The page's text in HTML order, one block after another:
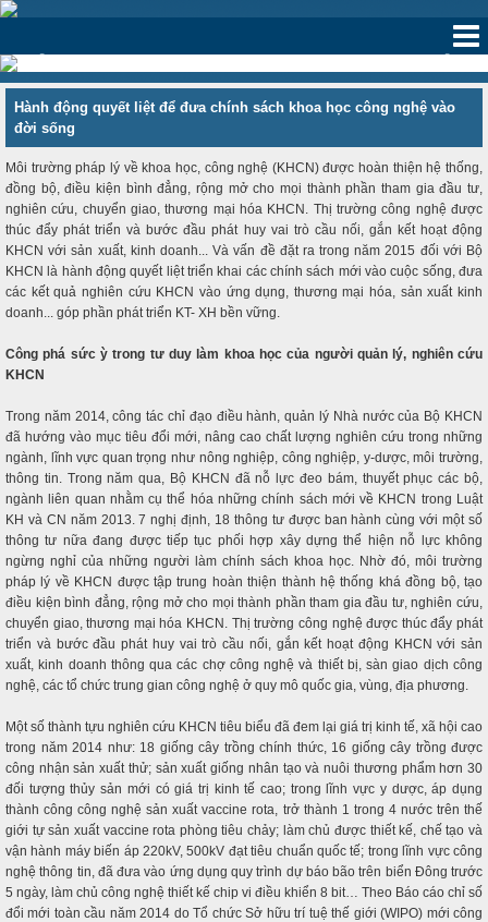
‹ ›
Hành động quyết liệt để đưa chính sách khoa học công nghệ vào
đời sống
Môi trường pháp lý về khoa học, công nghệ (KHCN) được hoàn thiện hệ thống,
đồng bộ, điều kiện bình đẳng, rộng mở cho mọi thành phần tham gia đầu tư,
nghiên cứu, chuyển giao, thương mại hóa KHCN. Thị trường công nghệ được
thúc đẩy phát triển và bước đầu phát huy vai trò cầu nối, gắn kết hoạt động
KHCN với sản xuất, kinh doanh... Và vấn đề đặt ra trong năm 2015 đối với Bộ
KHCN là hành động quyết liệt triển khai các chính sách mới vào cuộc sống, đưa
các kết quả nghiên cứu KHCN vào ứng dụng, thương mại hóa, sản xuất kinh
doanh... góp phần phát triển KT- XH bền vững.
Công phá sức ỳ trong tư duy làm khoa học của người quản lý, nghiên cứu
KHCN
Trong năm 2014, công tác chỉ đạo điều hành, quản lý Nhà nước của Bộ KHCN
đã hướng vào mục tiêu đổi mới, nâng cao chất lượng nghiên cứu trong những
ngành, lĩnh vực quan trọng như nông nghiệp, công nghiệp, y-dược, môi trường,
thông tin. Trong năm qua, Bộ KHCN đã nỗ lực đeo bám, thuyết phục các bộ,
ngành liên quan nhằm cụ thể hóa những chính sách mới về KHCN trong Luật
KH và CN năm 2013. 7 nghị định, 18 thông tư được ban hành cùng với một số
thông tư nữa đang được tiếp tục phối hợp xây dựng thể hiện nỗ lực không
ngừng nghỉ của những người làm chính sách khoa học. Nhờ đó, môi trường
pháp lý về KHCN được tập trung hoàn thiện thành hệ thống khá đồng bộ, tạo
điều kiện bình đẳng, rộng mở cho mọi thành phần tham gia đầu tư, nghiên cứu,
chuyển giao, thương mại hóa KHCN. Thị trường công nghệ được thúc đẩy phát
triển và bước đầu phát huy vai trò cầu nối, gắn kết hoạt động KHCN với sản
xuất, kinh doanh thông qua các chợ công nghệ và thiết bị, sàn giao dịch công
nghệ, các tổ chức trung gian công nghệ ở quy mô quốc gia, vùng, địa phương.
Một số thành tựu nghiên cứu KHCN tiêu biểu đã đem lại giá trị kinh tế, xã hội cao
trong năm 2014 như: 18 giống cây trồng chính thức, 16 giống cây trồng được
công nhận sản xuất thử; sản xuất giống nhân tạo và nuôi thương phẩm hơn 30
đối tượng thủy sản mới có giá trị kinh tế cao; trong lĩnh vực y dược, áp dụng
thành công công nghệ sản xuất vaccine rota, trở thành 1 trong 4 nước trên thế
giới tự sản xuất vaccine rota phòng tiêu chảy; làm chủ được thiết kế, chế tạo và
vận hành máy biến áp 220kV, 500kV đạt tiêu chuẩn quốc tế; trong lĩnh vực công
nghệ thông tin, đã đưa vào ứng dụng quy trình dự báo bão trên biển Đông trước
5 ngày, làm chủ công nghệ thiết kế chip vi điều khiển 8 bit… Theo Báo cáo chỉ số
đổi mới toàn cầu năm 2014 do Tổ chức Sở hữu trí tuệ thế giới (WIPO) mới công